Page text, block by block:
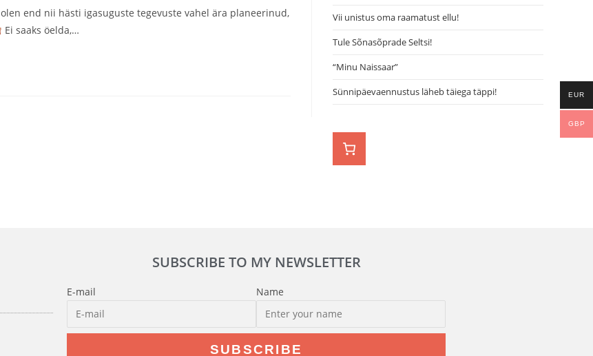
end nii hästi igasuguste tegevuste vahel ära planeerinud,
Ei saaks öelda,…
Vii unistus oma raamatust ellu!
Tule Sõnasõprade Seltsi!
“Minu Naissaar”
Sünnipäevaennustus läheb täiega täppi!
SUBSCRIBE TO MY NEWSLETTER
E-mail Name
SUBSCRIBE
EUR
GBP